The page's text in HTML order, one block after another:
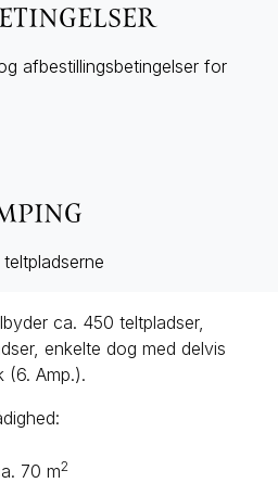
afbestillingsbetingelser for
ca. 450 teltpladser,
enkelte dog med delvis
(6. Amp.).
70 m2